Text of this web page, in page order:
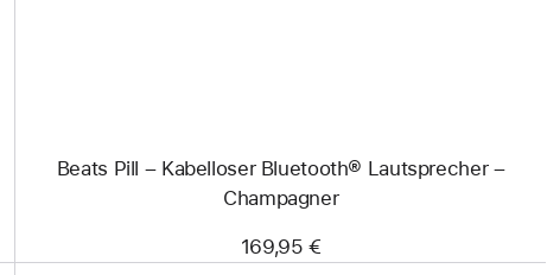
Beats Pill – Kabelloser Bluetooth® Lautsprecher –
Champagner
169,95 €